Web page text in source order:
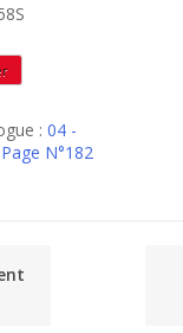
:04 -
Page N°182